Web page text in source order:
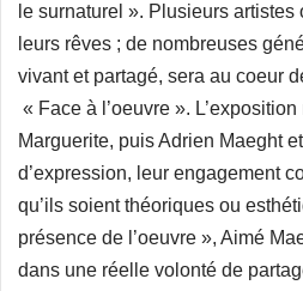
le surnaturel ». Plusieurs
leurs rêves ; de nombreuses
vivant et partagé, sera au coeur
« Face à l’oeuvre ».
Marguerite, puis Adrien Maeght
d’expression, leur engagement
qu’ils soient théoriques ou
présence de l’oeuvre », Aimé
dans une réelle volonté de